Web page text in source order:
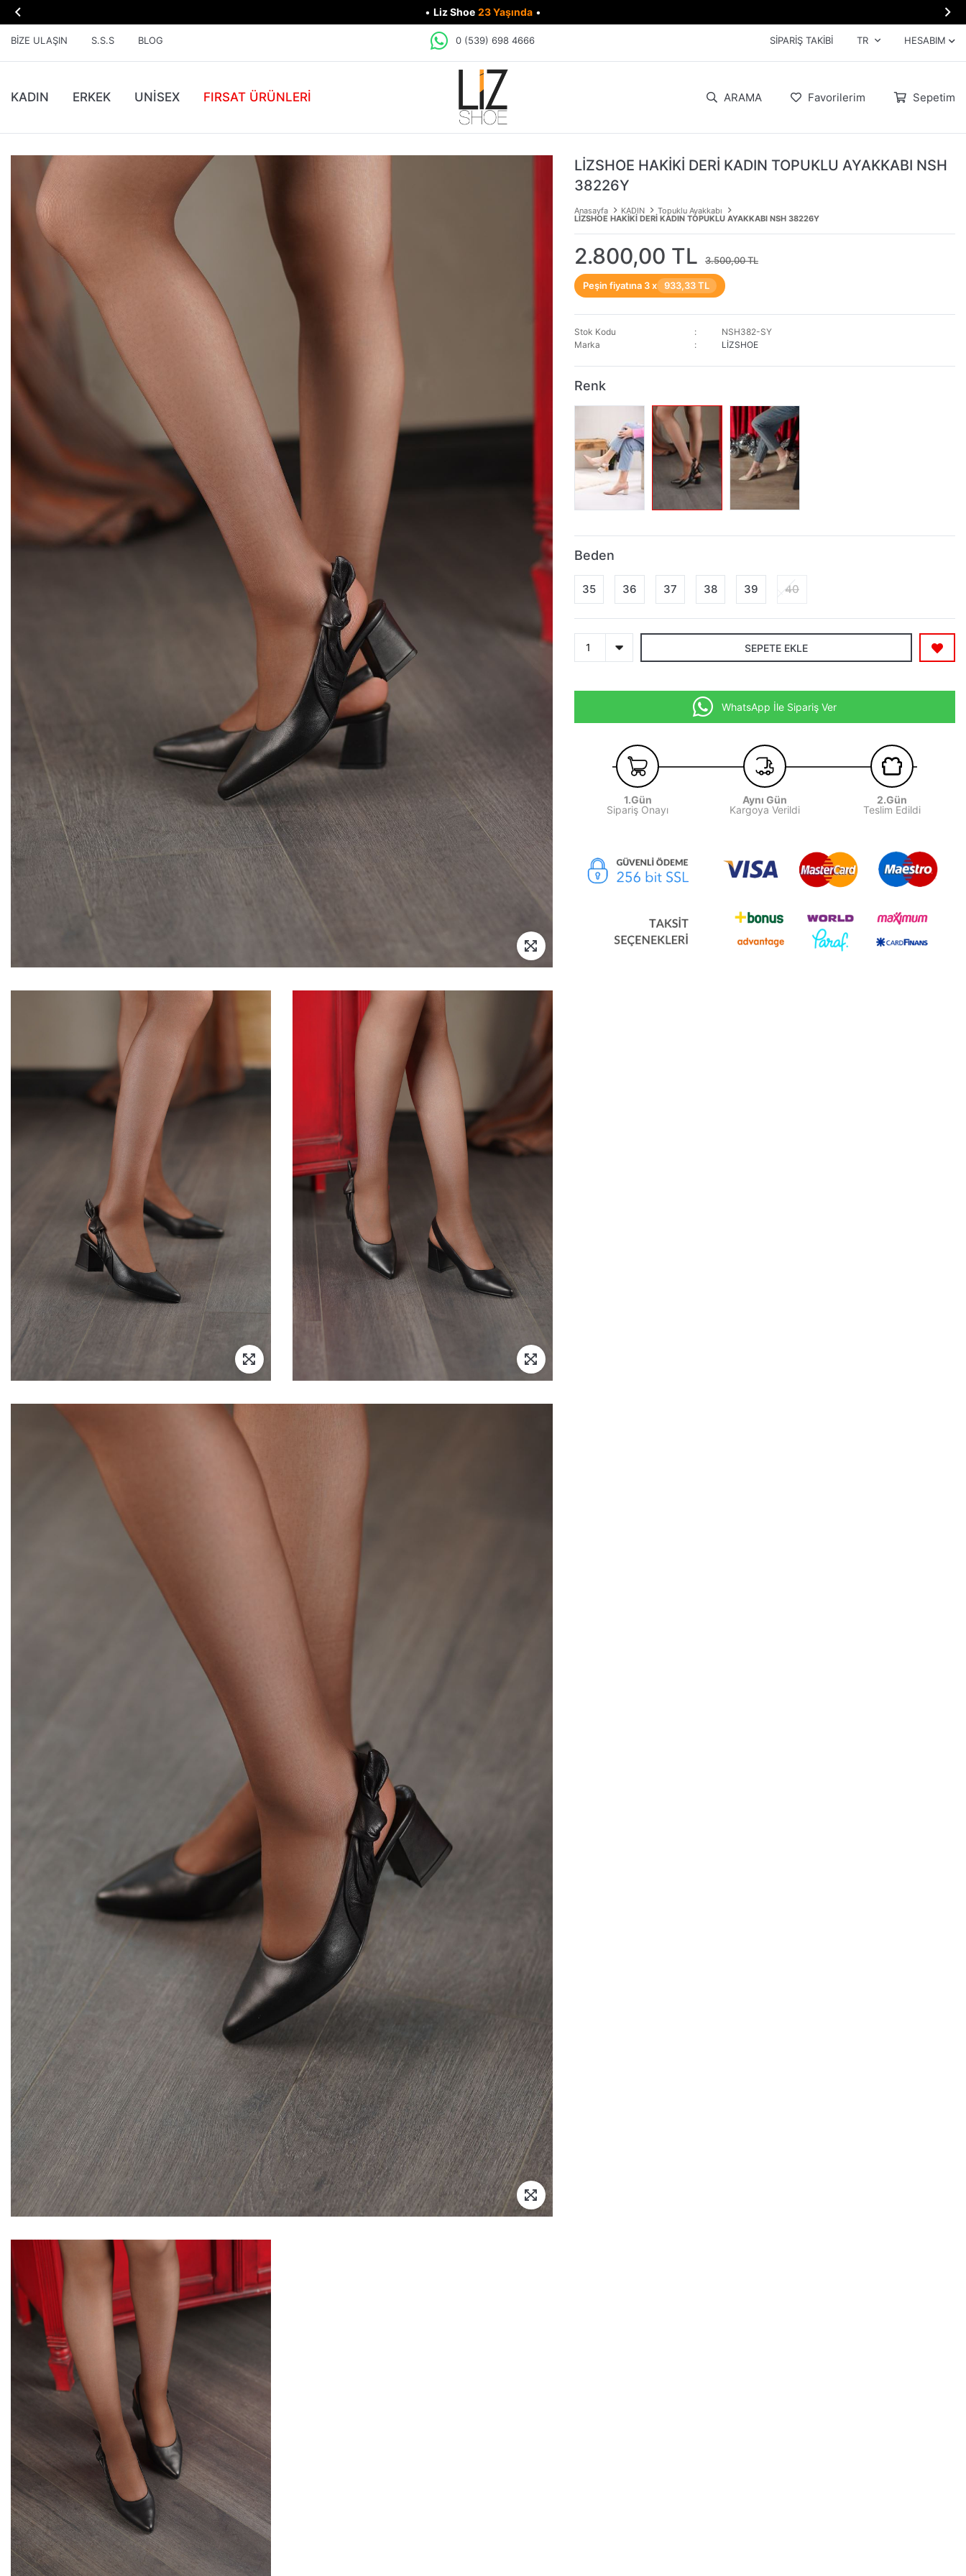
 • Liz Shoe 23 Yaşında • 
BIZE ULAŞIN S.S.S BLOG 0 (539) 698 4666 SIPARIŞ TAKIBI TR HESABIM
KADIN ERKEK UNİSEX FIRSAT ÜRÜNLERI ARAMA Favorilerim Sepetim
LİZSHOE HAKİKİ DERİ KADIN TOPUKLU AYAKKABI NSH
38226Y
Anasayfa KADIN Topuklu Ayakkabı
LİZSHOE HAKİKİ DERİ KADIN TOPUKLU AYAKKABI NSH 38226Y
2.800,00 TL 3.500,00 TL
Peşin fiyatına 3 x 933,33 TL
Stok Kodu
NSH382-SY
Marka
LİZSHOE
Renk
Beden
35 36 37 38 39 40
SEPETE EKLE
WhatsApp İle Sipariş Ver
1.Gün
Sipariş Onayı
Aynı Gün
Kargoya Verildi
2.Gün
Teslim Edildi